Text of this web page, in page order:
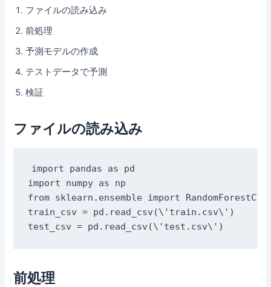
ファイルの読み込み
前処理
予測モデルの作成
テストデータで予測
検証
ファイルの読み込み
import pandas as pd
import numpy as np
from sklearn.ensemble import
train_csv = pd.read_csv(\'train.csv\')
test_csv = pd.read_csv(\'test.csv\')
前処理